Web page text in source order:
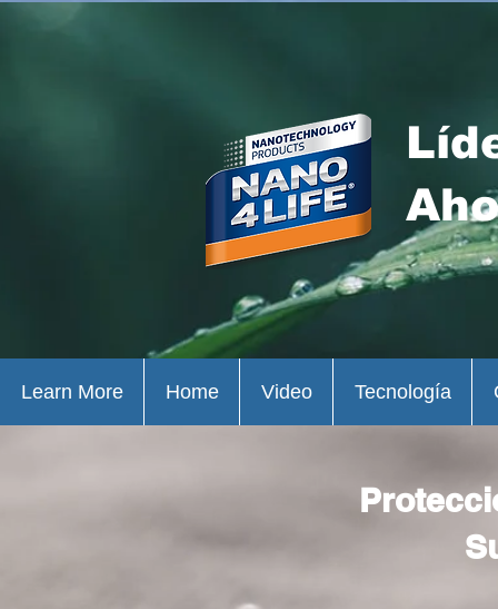
Learn More Home Video Tecnología